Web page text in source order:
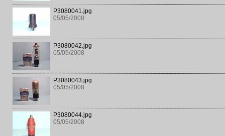
P3080041.jpg
05/05/2008
P3080042.jpg
05/05/2008
P3080043.jpg
05/05/2008
P3080044.jpg
05/05/2008